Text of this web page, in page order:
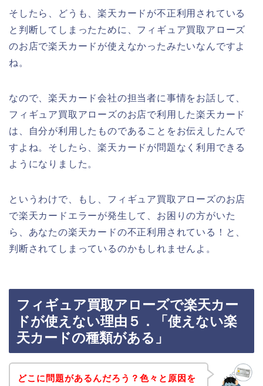
そしたら、どうも、楽天カードが不正利用されている
と判断してしまったために、フィギュア買取アローズ
のお店で楽天カードが使えなかったみたいなんですよ
ね。
なので、楽天カード会社の担当者に事情をお話して、
フィギュア買取アローズのお店で利用した楽天カード
は、自分が利用したものであることをお伝えしたんで
すよね。そしたら、楽天カードが問題なく利用できる
ようになりました。
というわけで、もし、フィギュア買取アローズのお店
で楽天カードエラーが発生して、お困りの方がいた
ら、あなたの楽天カードの不正利用されている！と、
判断されてしまっているのかもしれませんよ。
フィギュア買取アローズで楽天カー
ドが使えない理由５．「使えない楽
天カードの種類がある」
どこに問題があるんだろう？色々と原因を